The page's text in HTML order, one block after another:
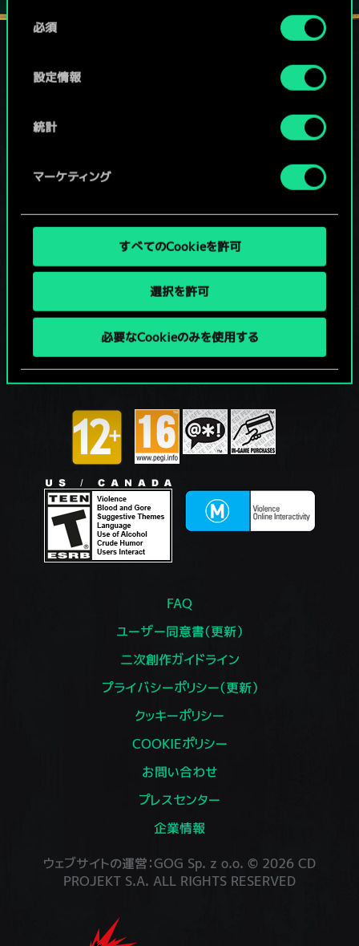
詳細は、下記の「設定」メニューでご確認ください。
必須
設定情報
統計
マーケティング
すべてのCookieを許可
選択を許可
必要なCookieのみを使用する
ソーシャルメディア
FAQ
ユーザー同意書（更新）
二次創作ガイドライン
プライバシーポリシー（更新）
クッキーポリシー
COOKIEポリシー
お問い合わせ
プレスセンター
企業情報
ウェブサイトの運営：GOG Sp. z o.o. © 2026 CD
PROJEKT S.A. ALL RIGHTS RESERVED